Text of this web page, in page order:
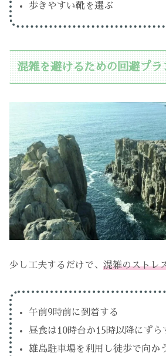
歩きやすい靴を選ぶ
混雑を避けるための回避プラ
少し工夫するだけで、 混雑のストレ
午前9時前に到着する
昼食は10時台か15時以降にずら
雄島駐車場を利用し徒歩で向か